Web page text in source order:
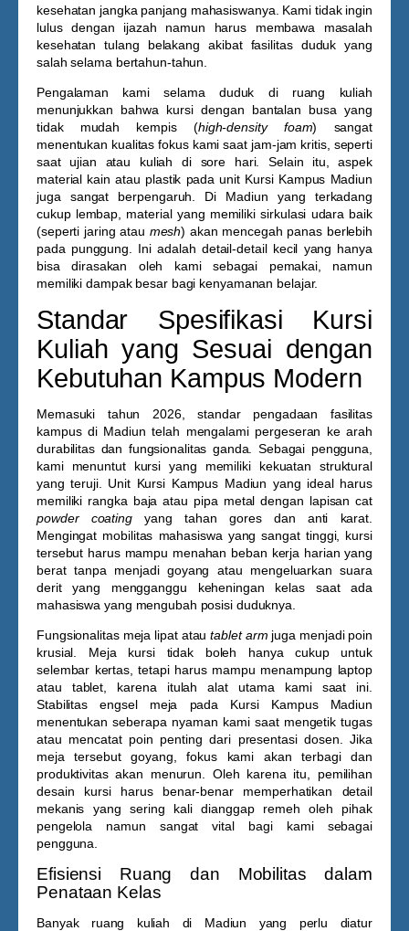
kesehatan jangka panjang mahasiswanya. Kami tidak ingin
lulus dengan ijazah namun harus membawa masalah
kesehatan tulang belakang akibat fasilitas duduk yang
salah selama bertahun-tahun.
Pengalaman kami selama duduk di ruang kuliah
menunjukkan bahwa kursi dengan bantalan busa yang
tidak mudah kempis (high-density foam) sangat
menentukan kualitas fokus kami saat jam-jam kritis, seperti
saat ujian atau kuliah di sore hari. Selain itu, aspek
material kain atau plastik pada unit Kursi Kampus Madiun
juga sangat berpengaruh. Di Madiun yang terkadang
cukup lembap, material yang memiliki sirkulasi udara baik
(seperti jaring atau mesh) akan mencegah panas berlebih
pada punggung. Ini adalah detail-detail kecil yang hanya
bisa dirasakan oleh kami sebagai pemakai, namun
memiliki dampak besar bagi kenyamanan belajar.
Standar Spesifikasi Kursi
Kuliah yang Sesuai dengan
Kebutuhan Kampus Modern
Memasuki tahun 2026, standar pengadaan fasilitas
kampus di Madiun telah mengalami pergeseran ke arah
durabilitas dan fungsionalitas ganda. Sebagai pengguna,
kami menuntut kursi yang memiliki kekuatan struktural
yang teruji. Unit Kursi Kampus Madiun yang ideal harus
memiliki rangka baja atau pipa metal dengan lapisan cat
powder coatingyang tahan gores dan anti karat.
Mengingat mobilitas mahasiswa yang sangat tinggi, kursi
tersebut harus mampu menahan beban kerja harian yang
berat tanpa menjadi goyang atau mengeluarkan suara
derit yang mengganggu keheningan kelas saat ada
mahasiswa yang mengubah posisi duduknya.
Fungsionalitas meja lipat atautablet arm juga menjadi poin
krusial. Meja kursi tidak boleh hanya cukup untuk
selembar kertas, tetapi harus mampu menampung laptop
atau tablet, karena itulah alat utama kami saat ini.
Stabilitas engsel meja pada Kursi Kampus Madiun
menentukan seberapa nyaman kami saat mengetik tugas
atau mencatat poin penting dari presentasi dosen. Jika
meja tersebut goyang, fokus kami akan terbagi dan
produktivitas akan menurun. Oleh karena itu, pemilihan
desain kursi harus benar-benar memperhatikan detail
mekanis yang sering kali dianggap remeh oleh pihak
pengelola namun sangat vital bagi kami sebagai
pengguna.
Efisiensi Ruang dan Mobilitas dalam
Penataan Kelas
Banyak ruang kuliah di Madiun yang perlu diatur